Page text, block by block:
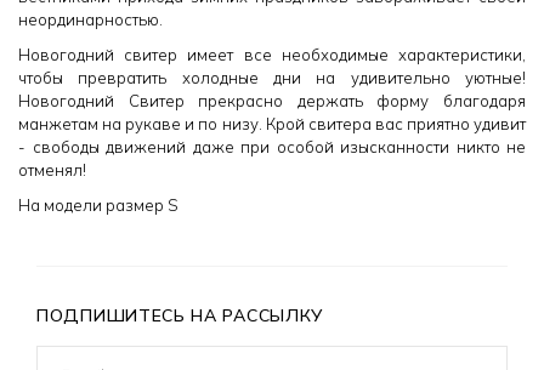
неординарностью.
Новогодний свитер имеет все необходимые характеристики,
чтобы превратить холодные дни на удивительно уютные!
Новогодний Свитер прекрасно держать форму благодаря
манжетам на рукаве и по низу. Крой свитера вас приятно удивит
- свободы движений даже при особой изысканности никто не
отменял!
На модели размер S
ПОДПИШИТЕСЬ НА РАССЫЛКУ